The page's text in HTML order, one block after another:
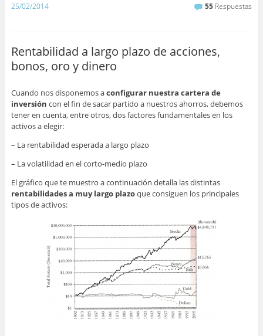
25/02/2014 55 Respuestas
Rentabilidad a largo plazo de acciones,
bonos, oro y dinero
Cuando nos disponemos aconfigurar nuestra cartera de
inversión con el fin de sacar partido a nuestros ahorros, debemos
tener en cuenta, entre otros, dos factores fundamentales en los
activos a elegir:
– La rentabilidad esperada a largo plazo
– La volatilidad en el corto-medio plazo
El gráfico que te muestro a continuación detalla las distintas
rentabilidades a muy largo plazoque consiguen los principales
tipos de activos: